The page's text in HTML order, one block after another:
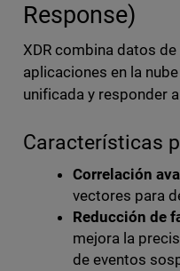
Response)
XDR combina datos
aplicaciones en la
unificada y responder
Características
Correlación
vectores para
Reducción de
mejora la
de eventos